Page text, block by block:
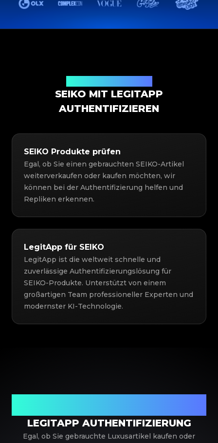
SEIKO MIT LEGITAPP
AUTHENTIFIZIEREN
SEIKO Produkte prüfen
Egal, ob Sie einen gebrauchten SEIKO-Artikel
weiterverkaufen oder kaufen möchten, wir
können bei der Authentifizierung helfen und
Repliken erkennen.
LegitApp für SEIKO
LegitApp ist die weltweit schnelle und
zuverlässige Authentifizierungslösung für
SEIKO-Produkte. Unterstützt von einem
großartigen Team professioneller Experten und
modernster KI-Technologie.
LEGITAPP AUTHENTIFIZIERUNG
Egal, ob Sie gebrauchte Luxusartikel kaufen oder